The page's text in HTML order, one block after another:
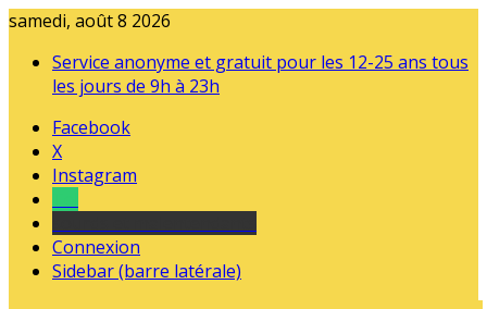
samedi, août 8 2026
Service anonyme et gratuit pour les 12-25 ans tous
les jours de 9h à 23h
Facebook
X
Instagram
Connexion
Sidebar (barre latérale)